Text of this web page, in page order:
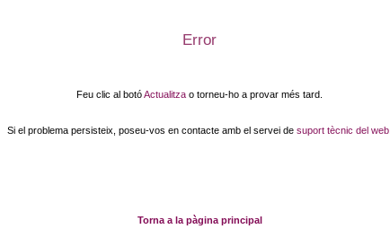
Error
Feu clic al botóActualitza o torneu-ho a provar més tard.
Si el problema persisteix, poseu-vos en contacte amb el servei de suport tècnic del web
Torna a la pàgina principal